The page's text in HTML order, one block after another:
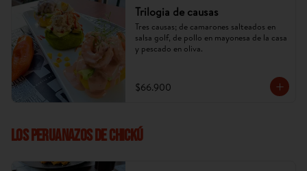
Trilogia de causas
Tres causas; de camarones salteados en
salsa golf, de pollo en mayonesa de la casa
y pescado en oliva.
$66.900
LOS PERUANAZOS DE CHICKÚ